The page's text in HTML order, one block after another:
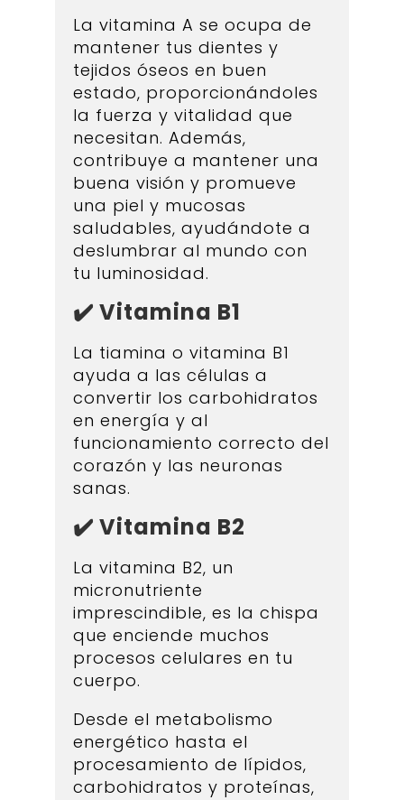
La vitamina A se ocupa de
mantener tus dientes y
tejidos óseos en buen
estado, proporcionándoles
la fuerza y vitalidad que
necesitan. Además,
contribuye a mantener una
buena visión y promueve
una piel y mucosas
saludables, ayudándote a
deslumbrar al mundo con
tu luminosidad.
✔️ Vitamina B1
La tiamina o vitamina B1
ayuda a las células a
convertir los carbohidratos
en energía y al
funcionamiento correcto del
corazón y las neuronas
sanas.
✔️ Vitamina B2
La vitamina B2, un
micronutriente
imprescindible, es la chispa
que enciende muchos
procesos celulares en tu
cuerpo.
Desde el metabolismo
energético hasta el
procesamiento de lípidos,
carbohidratos y proteínas,